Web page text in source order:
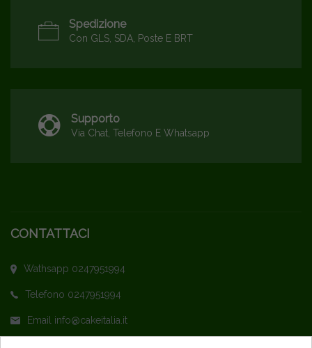
Spedizione
Con GLS, SDA, Poste E BRT
Supporto
Via Chat, Telefono E Whatsapp
CONTATTACI
Wathsapp 0247951994
Telefono 0247951994
Email info@cakeitalia.it